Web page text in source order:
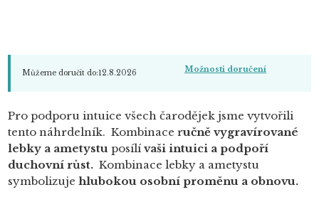
Můžeme doručit do:12.8.2026 Možnosti doručení
Pro podporu intuice všech čarodějek jsme vytvořili
tento náhrdelník. Kombinace ručně vygravírované
lebky a ametystu posílívaši intuici a podpoří
duchovní růst. Kombinace lebky a ametystu
symbolizujehlubokou osobní proměnu a obnovu.